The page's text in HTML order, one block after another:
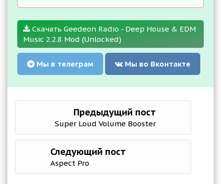
Скачать Geedeon Radio - Deep House & EDM
Music 2.2.8 Mod (Unlocked)
Мы в телеграм Мы во Вконтакте
Предыдущий пост
Super Loud Volume Booster
Следующий пост
Aspect Pro